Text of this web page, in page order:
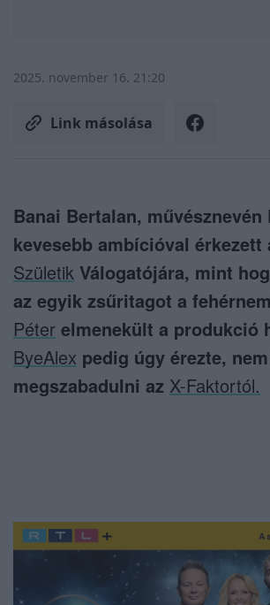
2025. november 16. 21:20
Link másolása
Banai Bertalan, művésznevén
kevesebb ambícióval érkezett
Születik Válogatójára, mint
az egyik zsűritagot a
Péter elmenekült a produkció
ByeAlex pedig úgy érezte,
megszabadulni az X-Faktortól.